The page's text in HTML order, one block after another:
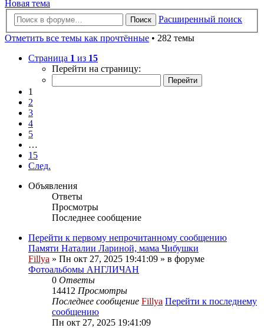
Новая тема
Поиск
Расширенный поиск
Отметить все темы как прочтённые • 282 темы
Страница 1 из 15
Перейти на страницу:
1
2
3
4
5
…
15
След.
Объявления
Ответы
Просмотры
Последнее сообщение
Перейти к первому непрочитанному сообщению
Памяти Наталии Лариной, мама Чибушки
Fillya » Пн окт 27, 2025 19:41:09 » в форуме
Фотоальбомы АНГЛИЧАН
0 Ответы
14412 Просмотры
Последнее сообщение Fillya Перейти к последнему
сообщению
Пн окт 27, 2025 19:41:09